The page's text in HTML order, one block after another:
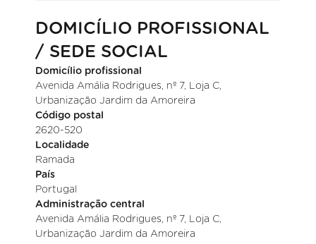
DOMICÍLIO PROFISSIONAL
/ SEDE SOCIAL
Domicílio profissional
Avenida Amália Rodrigues, nº 7, Loja C,
Urbanização Jardim da Amoreira
Código postal
2620-520
Localidade
Ramada
País
Portugal
Administração central
Avenida Amália Rodrigues, nº 7, Loja C,
Urbanização Jardim da Amoreira